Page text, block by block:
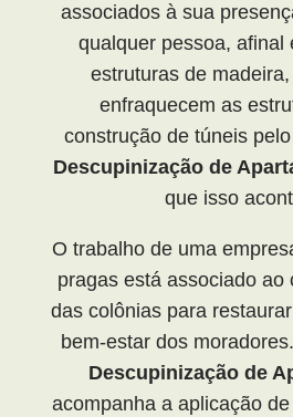
associados à sua
qualquer pessoa, afinal
estruturas de
enfraquecem as
construção de túneis
Descupinização de
que isso
O trabalho de uma
pragas está associado ao
das colônias para
bem-estar dos
Descupinização de
acompanha a aplicação